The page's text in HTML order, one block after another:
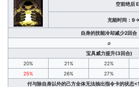
空前绝后
充能时间：9→
自身的技能冷却减少2回合
∅
宝具威力提升(3回合)
20%
21% 22%
25%
26% 27%
付与除自身以外的己方全体无法抽出指令卡的状态